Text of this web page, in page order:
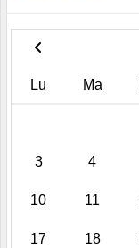
Lu Ma
3 4
10 11
17 18